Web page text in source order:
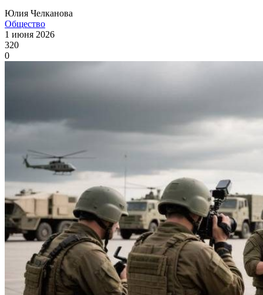
Юлия Челканова
Общество
1 июня 2026
320
0